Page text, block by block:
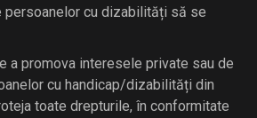
persoanelor cu dizabilități să se
a promova interesele private sau de
cu handicap/dizabilități din
toate drepturile, în conformitate